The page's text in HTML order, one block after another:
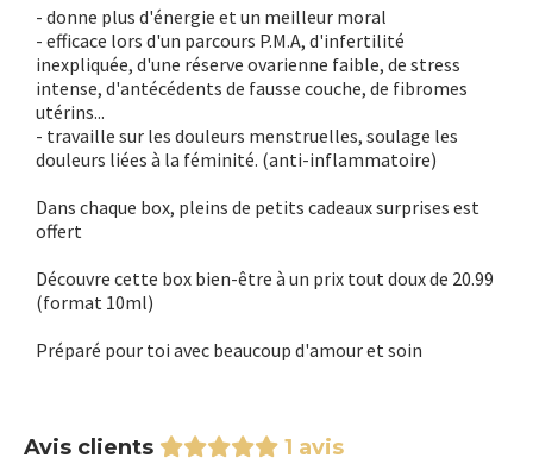
- donne plus d'énergie et un meilleur moral
- efficace lors d'un parcours P.M.A, d'infertilité
inexpliquée, d'une réserve ovarienne faible, de stress
intense, d'antécédents de fausse couche, de fibromes
utérins...
- travaille sur les douleurs menstruelles, soulage les
douleurs liées à la féminité. (anti-inflammatoire)
Dans chaque box, pleins de petits cadeaux surprises est
offert
Découvre cette box bien-être à un prix tout doux de 20.99
(format 10ml)
Préparé pour toi avec beaucoup d'amour et soin
Avis clients 1 avis